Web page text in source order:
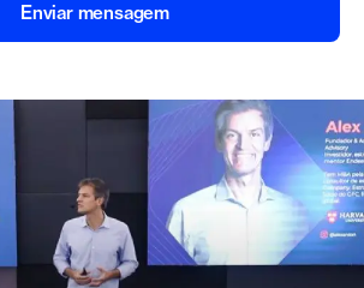
Enviar mensagem